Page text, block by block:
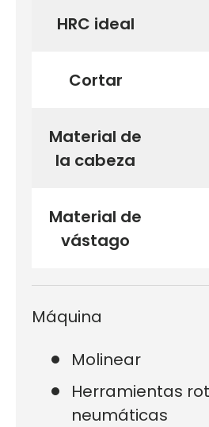
HRC ideal
Cortar
Material de
la cabeza
Material de
vástago
Máquina
Molinear
Herramientas
neumáticas